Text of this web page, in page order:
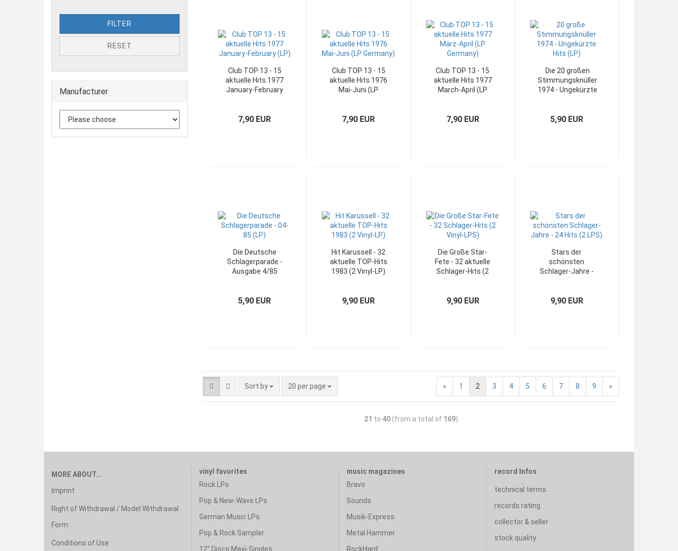
Club TOP 13 - 15
aktuelle Hits 1977
January-February
7,90 EUR
Club TOP 13 - 15
aktuelle Hits 1976
Mai-Juni (LP
7,90 EUR
Club TOP 13 - 15
aktuelle Hits 1977
March-April (LP
7,90 EUR
Die 20 großen
Stimmungsknüller
1974 - Ungekürzte
5,90 EUR
Die Deutsche
Schlagerparade -
Ausgabe 4/85
5,90 EUR
Hit Karussell - 32
aktuelle TOP-Hits
1983 (2 Vinyl-LP)
9,90 EUR
Die Große Star-
Fete - 32 aktuelle
Schlager-Hits (2
9,90 EUR
Stars der
schönsten
Schlager-Jahre -
9,90 EUR
Sort by 20 per page « 1 2 3 4 5 6 7 8 9 »
21 to 40(from a total of 169)
FILTER
RESET
Manufacturer
MORE ABOUT...
Imprint
Right of Withdrawal / Model Withdrawal
Form
Conditions of Use
vinyl favorites
Rock LPs
Pop & New-Wave LPs
German Music LPs
Pop & Rock Sampler
12" Disco Maxi-Singles
music magazines
Bravo
Sounds
Musik-Express
Metal Hammer
RockHard
record Infos
technical terms
records rating
collector & seller
stock quality